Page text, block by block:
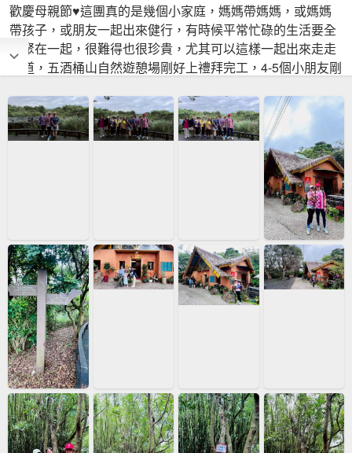
歡慶母親節♥️這團真的是幾個小家庭，媽媽帶媽媽，或媽媽
帶孩子，或朋友一起出來健行，有時候平常忙碌的生活要全
部聚在一起，很難得也很珍貴，尤其可以這樣一起出來走走
步道，五酒桶山自然遊憩場剛好上禮拜完工，4-5個小朋友剛
漁港吃海鮮買海產，漁港的漁貨就是新鮮又便宜，又是滿載
而歸的一天♥️